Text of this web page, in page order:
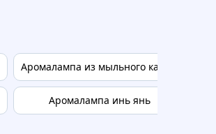
Аромалампа из мыльного камня
Аромалампа инь янь